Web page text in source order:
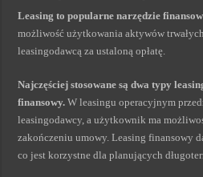
Leasing to popularne narzędzie
możliwość użytkowania aktywów
leasingodawcą za ustaloną opłatę.
Najczęściej stosowane są dwa typy
finansowy. W leasingu operacyjnym
leasingodawcy, a użytkownik ma
zakończeniu umowy. Leasing finansowy
co jest korzystne dla planujących